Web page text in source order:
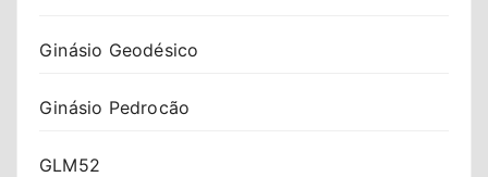
Ginásio Geodésico
Ginásio Pedrocão
GLM52